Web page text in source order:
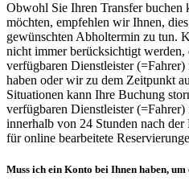
Obwohl Sie Ihren Transfer buchen
möchten, empfehlen wir Ihnen,
gewünschten Abholtermin zu tun.
nicht immer berücksichtigt
verfügbaren Dienstleister
haben oder wir zu dem Zeitpunkt
Situationen kann Ihre Buchung
verfügbaren Dienstleister
innerhalb von 24 Stunden nach
für online bearbeitete
Muss ich ein Konto bei Ihnen haben,